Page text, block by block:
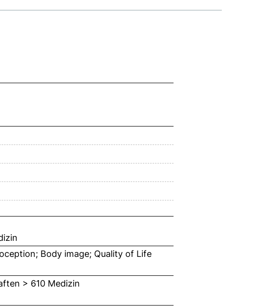
Body image; Quality of Life
> 610 Medizin